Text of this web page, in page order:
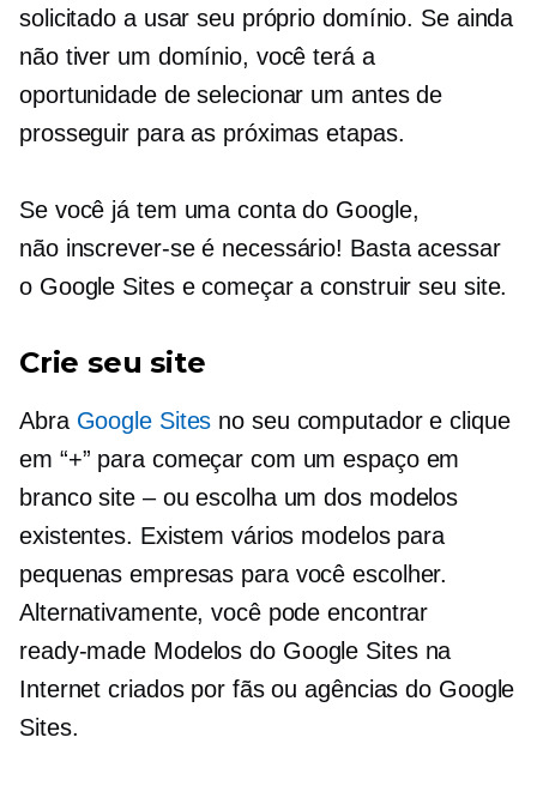
solicitado a usar seu próprio domínio. Se ainda
não tiver um domínio, você terá a
oportunidade de selecionar um antes de
prosseguir para as próximas etapas.
Se você já tem uma conta do Google,
não inscrever-seé necessário! Basta acessar
o Google Sites e começar a construir seu site.
Crie seu site
Abra Google Sites no seu computador e clique
em “+” para começar com um espaço em
brancosite – ou escolha um dos modelos
existentes. Existem vários modelos para
pequenas empresas para você escolher.
Alternativamente, você pode encontrar
ready-made Modelos do Google Sites na
Internet criados por fãs ou agências do Google
Sites.